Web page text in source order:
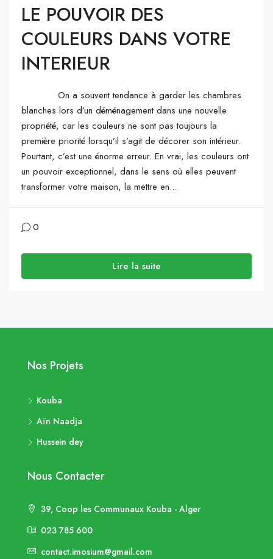
LE POUVOIR DES
COULEURS DANS VOTRE
INTERIEUR
On a souvent tendance à garder les chambres
blanches lors d’un déménagement dans une nouvelle
propriété, car les couleurs ne sont pas toujours la
première priorité lorsqu’il s’agit de décorer son intérieur.
Pourtant, c’est une énorme erreur. En vrai, les couleurs ont
un pouvoir exceptionnel, dans le sens où elles peuvent
transformer votre maison, la mettre en...
0
Lire la suite
Nos Projets
Kouba
Aïn Naadja
Hussein dey
Nous Contacter
39, Coop les Communaux Kouba - Alger
023 785 600
contact.imosium@gmail.com